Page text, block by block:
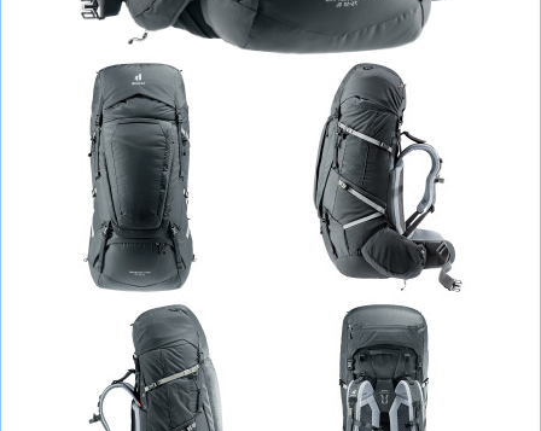
ВОДНІ ВИДИ СПОРТУ
ТУРИЗМ